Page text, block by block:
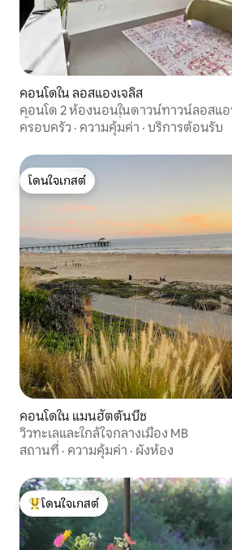
คอนโดใน ลอสแองเจลิส
คอนโด 2 ห้องนอนในดาวน์ทาวน์ลอสแ
น้ำบนดาดฟ้าและที่จอดรถฟรี
ครอบครัว · ความคุ้มค่า · บริการต้อนรับ
โดนใจเกสต์
โดนใจเกสต์
คอนโดใน แมนฮัตตันบีช
วิวทะเลและใกล้ใจกลางเมือง MB
สถานที่ · ความคุ้มค่า · ผังห้อง
โดนใจเกสต์ที่สุด
โดนใจเกสต์